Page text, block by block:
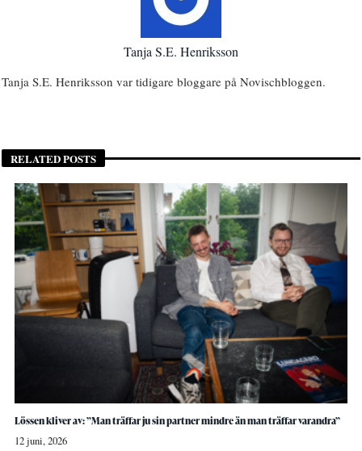
Tanja S.E. Henriksson
Tanja S.E. Henriksson var tidigare bloggare på Novischbloggen.
RELATED POSTS
Lössen kliver av: ”Man träffar ju sin partner mindre än man träffar varandra”
12 juni, 2026